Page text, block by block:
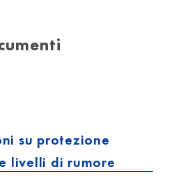
su protezione
livelli di rumore